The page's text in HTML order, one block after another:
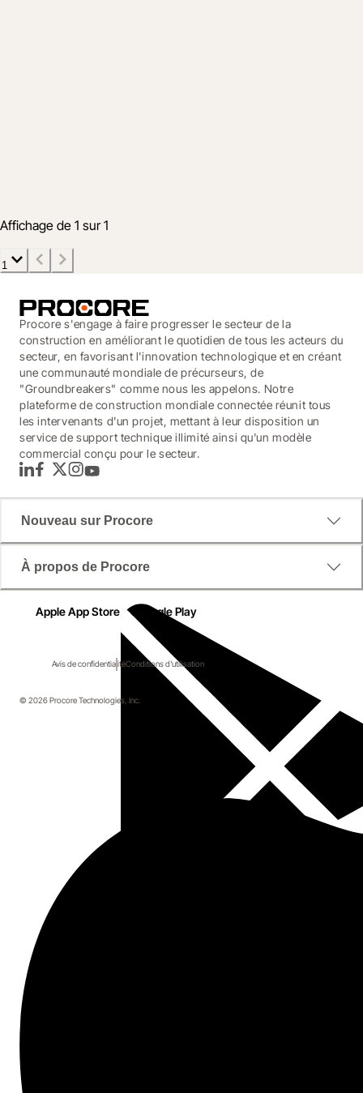
Affichage de 1 sur 1
1
Procore s'engage à faire progresser le secteur de la
construction en améliorant le quotidien de tous les acteurs du
secteur, en favorisant l'innovation technologique et en créant
une communauté mondiale de précurseurs, de
"Groundbreakers" comme nous les appelons. Notre
plateforme de construction mondiale connectée réunit tous
les intervenants d'un projet, mettant à leur disposition un
service de support technique illimité ainsi qu'un modèle
commercial conçu pour le secteur.
LinkedInFacebook
TwitterInstagram
YouTube
Nouveau sur Procore
À propos de Procore
Apple App Store Google Play
Avis de confidentialitéConditions d'utilisation
© 2026 Procore Technologies, Inc.